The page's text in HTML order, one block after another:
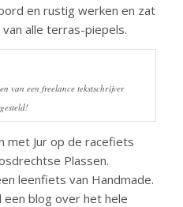
en rustig werken en zat
alle terras-piepels.
van een freelance tekstschrijver
met Jur op de racefiets
Plassen.
leenfiets van Handmade.
een blog over het hele